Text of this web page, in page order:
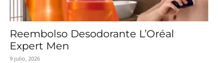
Reembolso Desodorante L’Oréal
Expert Men
9 julio, 2026